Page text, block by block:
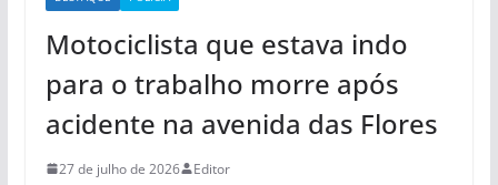
Motociclista que estava indo
para o trabalho morre após
acidente na avenida das Flores
27 de julho de 2026 Editor